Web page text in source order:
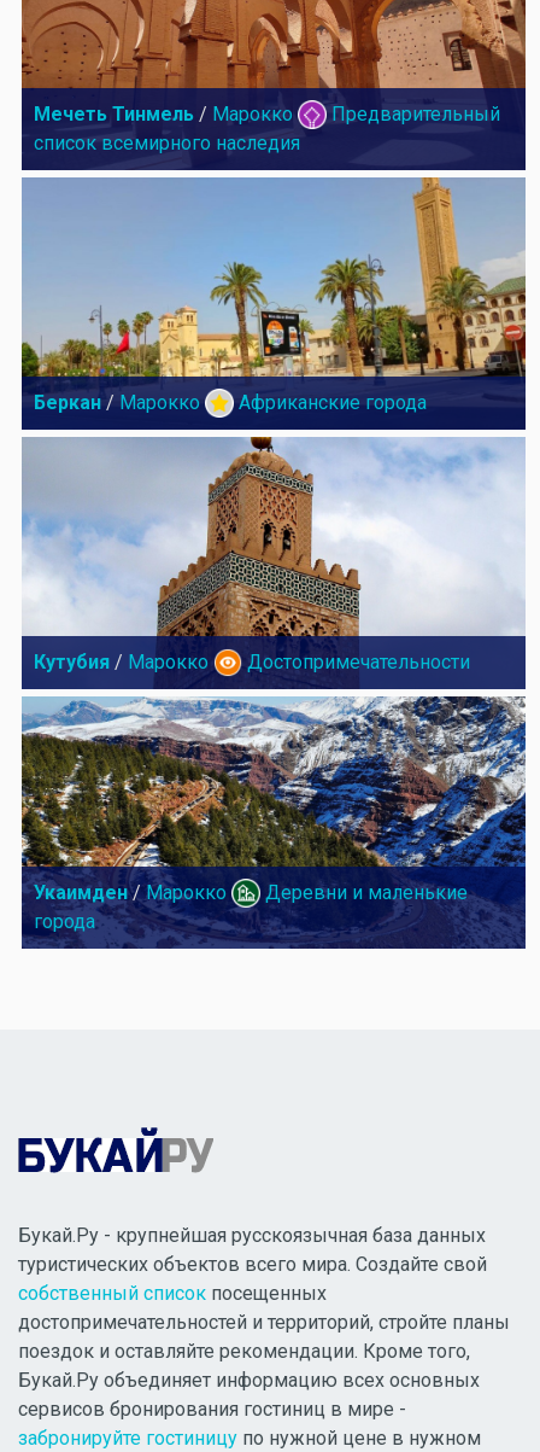
Мечеть Тинмель / Марокко
Предварительный
список всемирного наследия
Беркан / Марокко Африканские города
Кутубия / Марокко Достопримечательности
Укаимден/ Марокко
Деревни и маленькие
города
Букай.Ру - крупнейшая русскоязычная база данных
туристических объектов всего мира. Создайте свой
собственный список посещенных
достопримечательностей и территорий, стройте планы
поездок и оставляйте рекомендации. Кроме того,
Букай.Ру объединяет информацию всех основных
сервисов бронирования гостиниц в мире -
забронируйте гостиницу по нужной цене в нужном